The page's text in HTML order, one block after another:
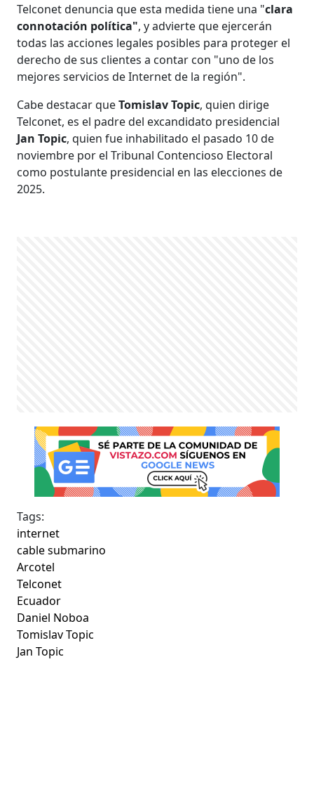
Telconet denuncia que esta medida tiene una "clara
connotación política", y advierte que ejercerán
todas las acciones legales posibles para proteger el
derecho de sus clientes a contar con "uno de los
mejores servicios de Internet de la región".
Cabe destacar queTomislav Topic, quien dirige
Telconet, es el padre del excandidato presidencial
Jan Topic, quien fue inhabilitado el pasado 10 de
noviembre por el Tribunal Contencioso Electoral
como postulante presidencial en las elecciones de
2025.
Tags:
internet
cable submarino
Arcotel
Telconet
Ecuador
Daniel Noboa
Tomislav Topic
Jan Topic